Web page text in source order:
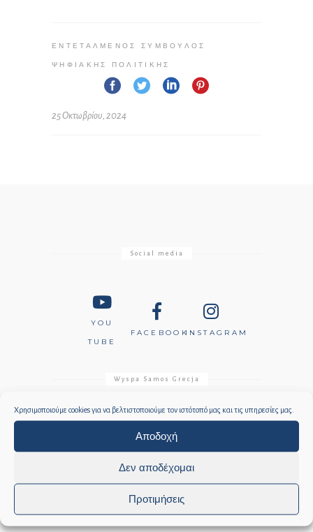
Χρησιμοποιούμε cookies για να βελτιστοποιούμε τον ιστότοπό μας και τις υπηρεσίες μας.
Αποδοχή
Δεν αποδέχομαι
Προτιμήσεις
ΕΝΤΕΤΑΛΜΈΝΟΣ ΣΎΜΒΟΥΛΟΣ
ΨΗΦΙΑΚΉΣ ΠΟΛΙΤΙΚΉΣ
25 Οκτωβρίου, 2024
Social media
YOU
TUBE
FACEBOOKINSTAGRAM
Wyspa Samos Grecja
Ωράριο λειτουργίας υπηρεσιών